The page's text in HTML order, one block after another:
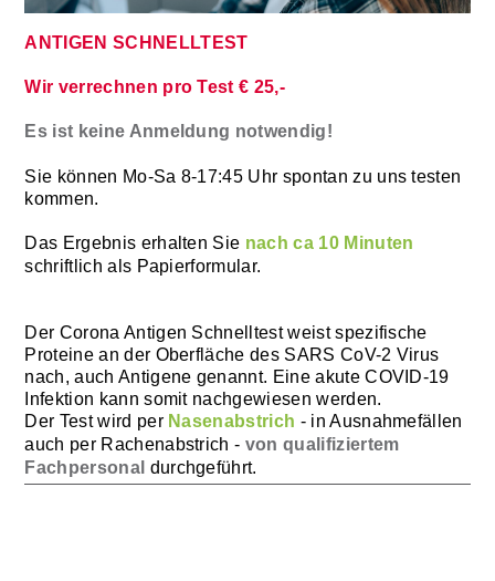
ANTIGEN SCHNELLTEST
Wir verrechnen pro Test € 25,-
Es ist keine Anmeldung notwendig!
Sie können Mo-Sa 8-17:45 Uhr spontan zu uns testen
kommen.
Das Ergebnis erhalten Sie nach ca 10 Minuten
schriftlich als Papierformular.
Der Corona Antigen Schnelltest weist spezifische
Proteine an der Oberfläche des SARS CoV-2 Virus
nach, auch Antigene genannt. Eine akute COVID-19
Infektion kann somit nachgewiesen werden.
Der Test wird per Nasenabstrich - in Ausnahmefällen
auch per Rachenabstrich - von qualifiziertem
Fachpersonal durchgeführt.